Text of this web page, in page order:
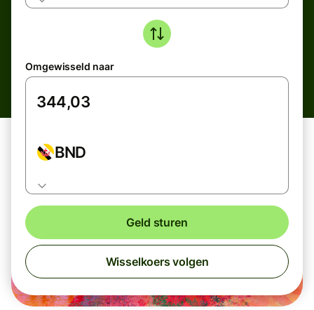
Omgewisseld naar
BND
Geld sturen
Wisselkoers volgen